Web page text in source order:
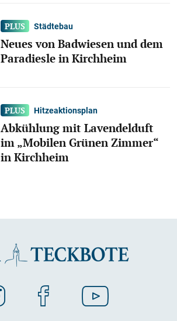
Städtebau
Neues von Badwiesen und dem
Paradiesle in Kirchheim
Hitzeaktionsplan
Abkühlung mit Lavendelduft
im „Mobilen Grünen Zimmer“
in Kirchheim